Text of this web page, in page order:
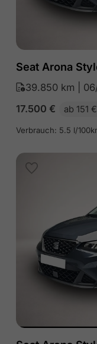
Seat Arona
39.850 km |
17.500 € ab 151
Verbrauch: 5.5 l/